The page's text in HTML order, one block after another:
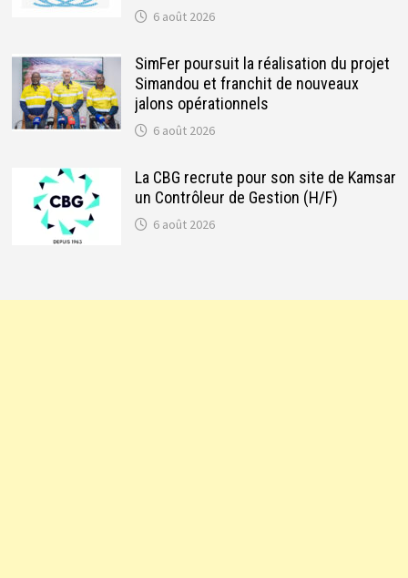
6 août 2026
SimFer poursuit la réalisation du projet
Simandou et franchit de nouveaux
jalons opérationnels
6 août 2026
La CBG recrute pour son site de Kamsar
un Contrôleur de Gestion (H/F)
6 août 2026